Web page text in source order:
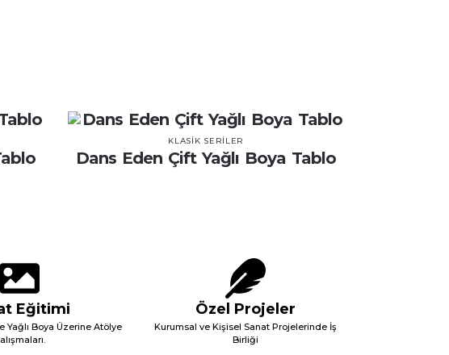
KLASIK SERILER
Dans Eden Çift Yağlı Boya Tablo
Eğitimi
Yağlı Boya Üzerine Atölye
Özel Projeler
Kurumsal ve Kişisel Sanat Projelerinde İş
Birliği